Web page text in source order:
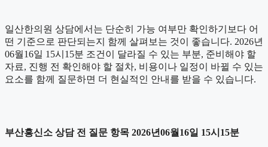
일산한의원 상담에서는 단순히 가능 여부만 확인하기보다 어
떤 기준으로 판단되는지 함께 살펴보는 것이 좋습니다. 2026년
06월16일 15시15분 조건이 달라질 수 있는 부분, 준비해야 할
자료, 진행 전 확인해야 할 절차, 비용이나 일정이 바뀔 수 있는
요소를 함께 질문하면 더 현실적인 안내를 받을 수 있습니다.
부산흥신소 상담 전 질문 항목 2026년06월16일 15시15분